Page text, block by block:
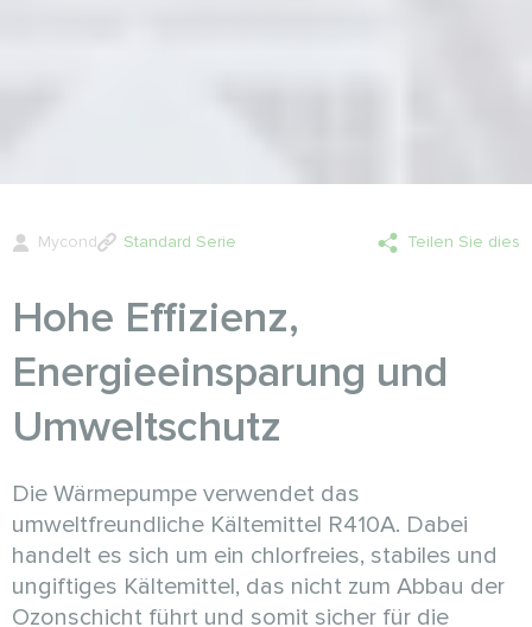
Mycond Standard Serie Teilen Sie dies
Hohe Effizienz,
Energieeinsparung und
Umweltschutz
Die Wärmepumpe verwendet das
umweltfreundliche Kältemittel R410A. Dabei
handelt es sich um ein chlorfreies, stabiles und
ungiftiges Kältemittel, das nicht zum Abbau der
Ozonschicht führt und somit sicher für die